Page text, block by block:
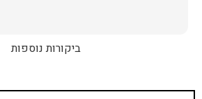
ביקורות נוספות